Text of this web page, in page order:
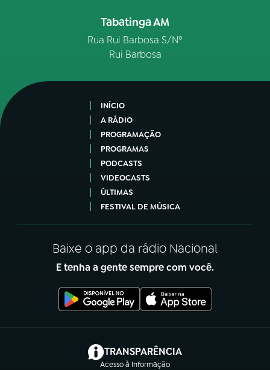
Tabatinga AM
Rua Rui Barbosa S/Nº
Rui Barbosa
INÍCIO
A RÁDIO
PROGRAMAÇÃO
PROGRAMAS
PODCASTS
VIDEOCASTS
ÚLTIMAS
FESTIVAL DE MÚSICA
Baixe o app da rádio Nacional
E tenha a gente sempre com você.
TRANSPARÊNCIA
Acesso à Informação
(abre em nova aba)